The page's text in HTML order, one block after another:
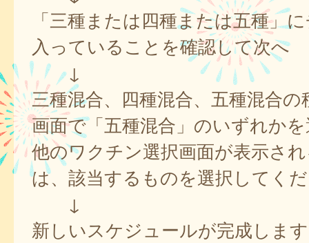
「三種または四種または五種」
入っていることを確認して次へ
↓
三種混合、四種混合、五種混合の
画面で「五種混合」のいずれか
他のワクチン選択画面が表示さ
は、該当するものを選択してく
↓
新しいスケジュールが完成しま